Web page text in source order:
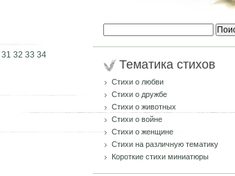
31 32 33 34
Тематика стихов
Стихи о любви
Стихи о дружбе
Стихи о животных
Стихи о войне
Стихи о женщине
Стихи на различную тематику
Короткие стихи миниатюры